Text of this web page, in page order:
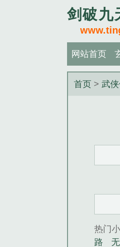
剑破九
网站首页
首页 >武
热门
路